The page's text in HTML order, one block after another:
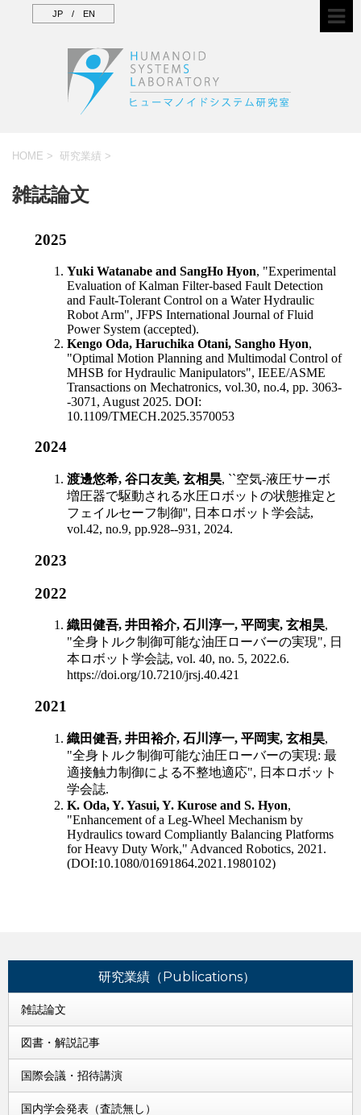
JP/ EN
HOME > 研究業績 >
雑誌論文
研究業績（Publications）
雑誌論文
図書・解説記事
国際会議・招待講演
国内学会発表（査読無し）